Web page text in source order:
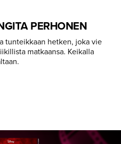
PERHONEN
tunteikkaan hetken, joka vie
matkaansa. Keikalla